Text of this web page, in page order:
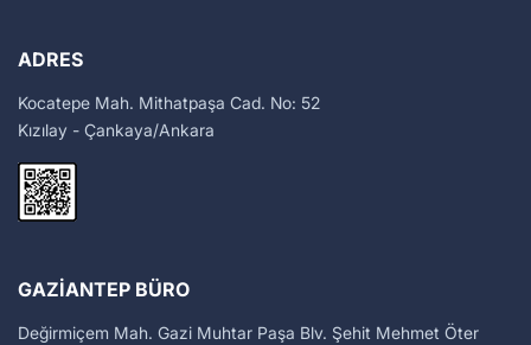
ADRES
Kocatepe Mah. Mithatpaşa Cad. No: 52
Kızılay - Çankaya/Ankara
GAZIANTEP BÜRO
Değirmiçem Mah. Gazi Muhtar Paşa Blv. Şehit Mehmet Öter